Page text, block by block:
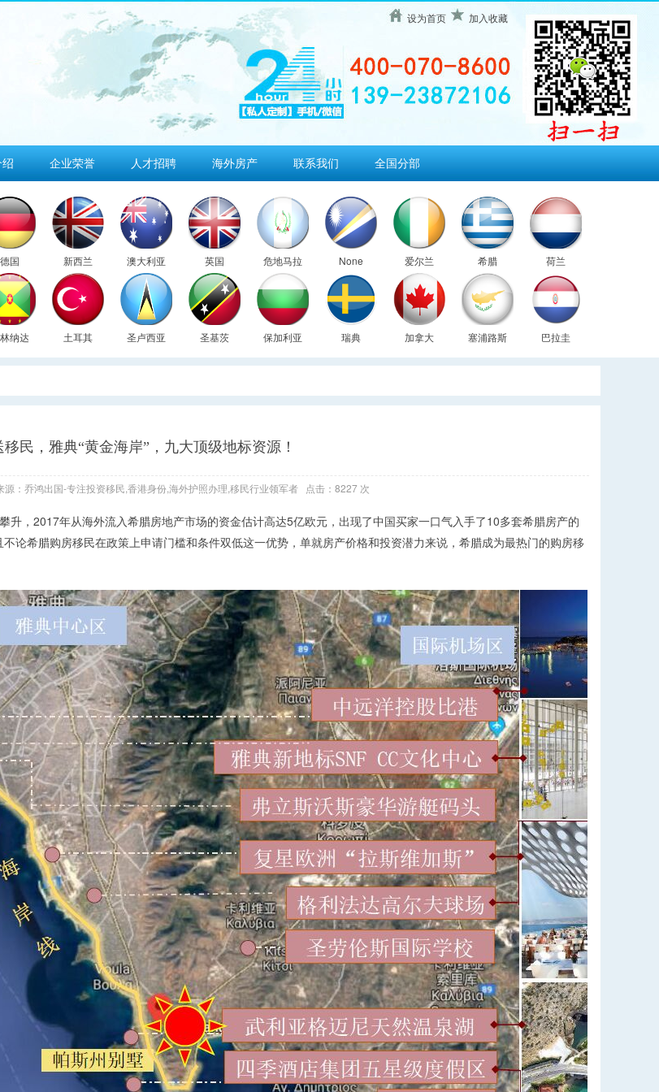
设为首页 加入收藏
企业荣誉 人才招聘 海外房产 联系我们 全国分部
德国 新西兰 澳大利亚 英国 危地马拉 None 爱尔兰 希腊 荷兰
纳达 土耳其 圣卢西亚 圣基茨 保加利亚 瑞典 加拿大 塞浦路斯 巴拉圭
民，雅典“黄金海岸”，九大顶级地标资源！
：乔鸿出国-专注投资移民,香港身份,海外护照办理,移民行业领军者 点击：8227 次
升，2017年从海外流入希腊房地产市场的资金估计高达5亿欧元，出现了中国买家一口气入手了10多套希腊房产的
论希腊购房移民在政策上申请门槛和条件双低这一优势，单就房产价格和投资潜力来说，希腊成为最热门的购房移